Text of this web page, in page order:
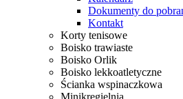
Dokumenty do
Kontakt
Korty tenisowe
Boisko trawiaste
Boisko Orlik
Boisko lekkoatletyczne
Ścianka wspinaczkowa
Minikręgielnia